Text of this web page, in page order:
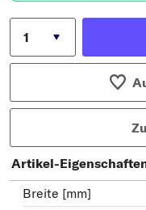
Artikel-
Breite [mm]